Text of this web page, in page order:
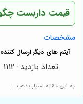
قیمت داربست
مشخصات
به این مقاله امتیاز بدهید :
تعداد بازدید : 1112